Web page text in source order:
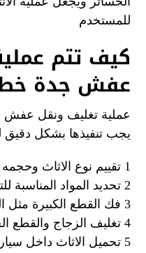
للمستخدم
كيف تتم
عفش جدة
عملية تغليف ونقل عفش
يجب تنفيذها بشكل دقيق
1 تقييم نوع الاثاث وحجمه
2 تحديد المواد المناسبة للتغليف
3 فك القطع الكبيرة مثل الدواليب والسرير
4 تغليف الزجاج والقطع الحساسة
5 تحميل الاثاث داخل سيارات مجهزة